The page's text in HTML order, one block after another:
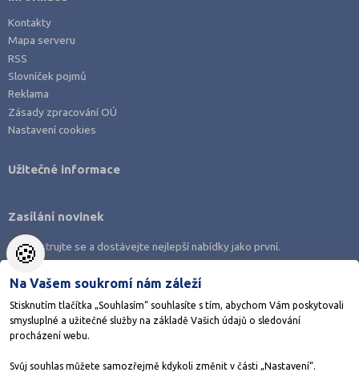
Kontakty
Mapa serveru
RSS
Slovníček pojmů
Reklama
Zásady zpracování OÚ
Nastavení cookies
Stáhněte si aplikaci Adresář škol
Užitečné informace
Zasílání novinek
Zaregistrujte se a dostávejte nejlepší nabídky jako první.
🍪
Na Vašem soukromí nám záleží
Stisknutím tlačítka „Souhlasím“ souhlasíte s tím, abychom Vám poskytovali
smysluplné a užitečné služby na základě Vašich údajů o sledování
procházení webu.
Svůj souhlas můžete samozřejmě kdykoli změnit v části „Nastavení“.